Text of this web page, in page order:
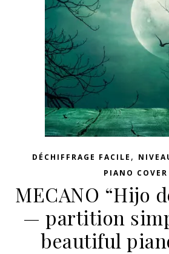
DÉCHIFFRAGE FACILE ,
PIANO COVER
MECANO “Hijo
— partition
beautiful